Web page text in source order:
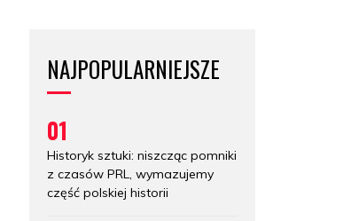
NAJPOPULARNIEJSZE
01
Historyk sztuki: niszcząc pomniki
z czasów PRL, wymazujemy
część polskiej historii